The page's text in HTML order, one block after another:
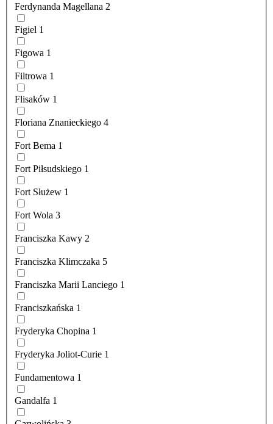
Ferdynanda Magellana 2
Figiel 1
Figowa 1
Filtrowa 1
Flisaków 1
Floriana Znanieckiego 4
Fort Bema 1
Fort Piłsudskiego 1
Fort Służew 1
Fort Wola 3
Franciszka Kawy 2
Franciszka Klimczaka 5
Franciszka Marii Lanciego 1
Franciszkańska 1
Fryderyka Chopina 1
Fryderyka Joliot-Curie 1
Fundamentowa 1
Gandalfa 1